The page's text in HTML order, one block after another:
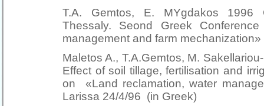
T.A. Gemtos, E. MYgdakos 1996
Thessaly. Seond Greek
management and farm
Maletos A., T.A.Gemtos, M.
Effect of soil tillage, fertilisation and
on «Land reclamation, water
Larissa 24/4/96 (in Greek)